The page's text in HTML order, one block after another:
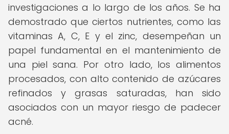
investigaciones a lo largo de los años. Se ha
demostrado que ciertos nutrientes, como las
vitaminas A, C, E y el zinc, desempeñan un
papel fundamental en el mantenimiento de
una piel sana. Por otro lado, los alimentos
procesados, con alto contenido de azúcares
refinados y grasas saturadas, han sido
asociados con un mayor riesgo de padecer
acné.